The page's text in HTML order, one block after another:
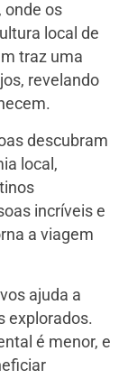
onde os
local de
traz uma
revelando
descubram
local,
incríveis e
a viagem
ajuda a
explorados.
é menor, e